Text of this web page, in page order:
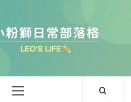
小粉獅日常